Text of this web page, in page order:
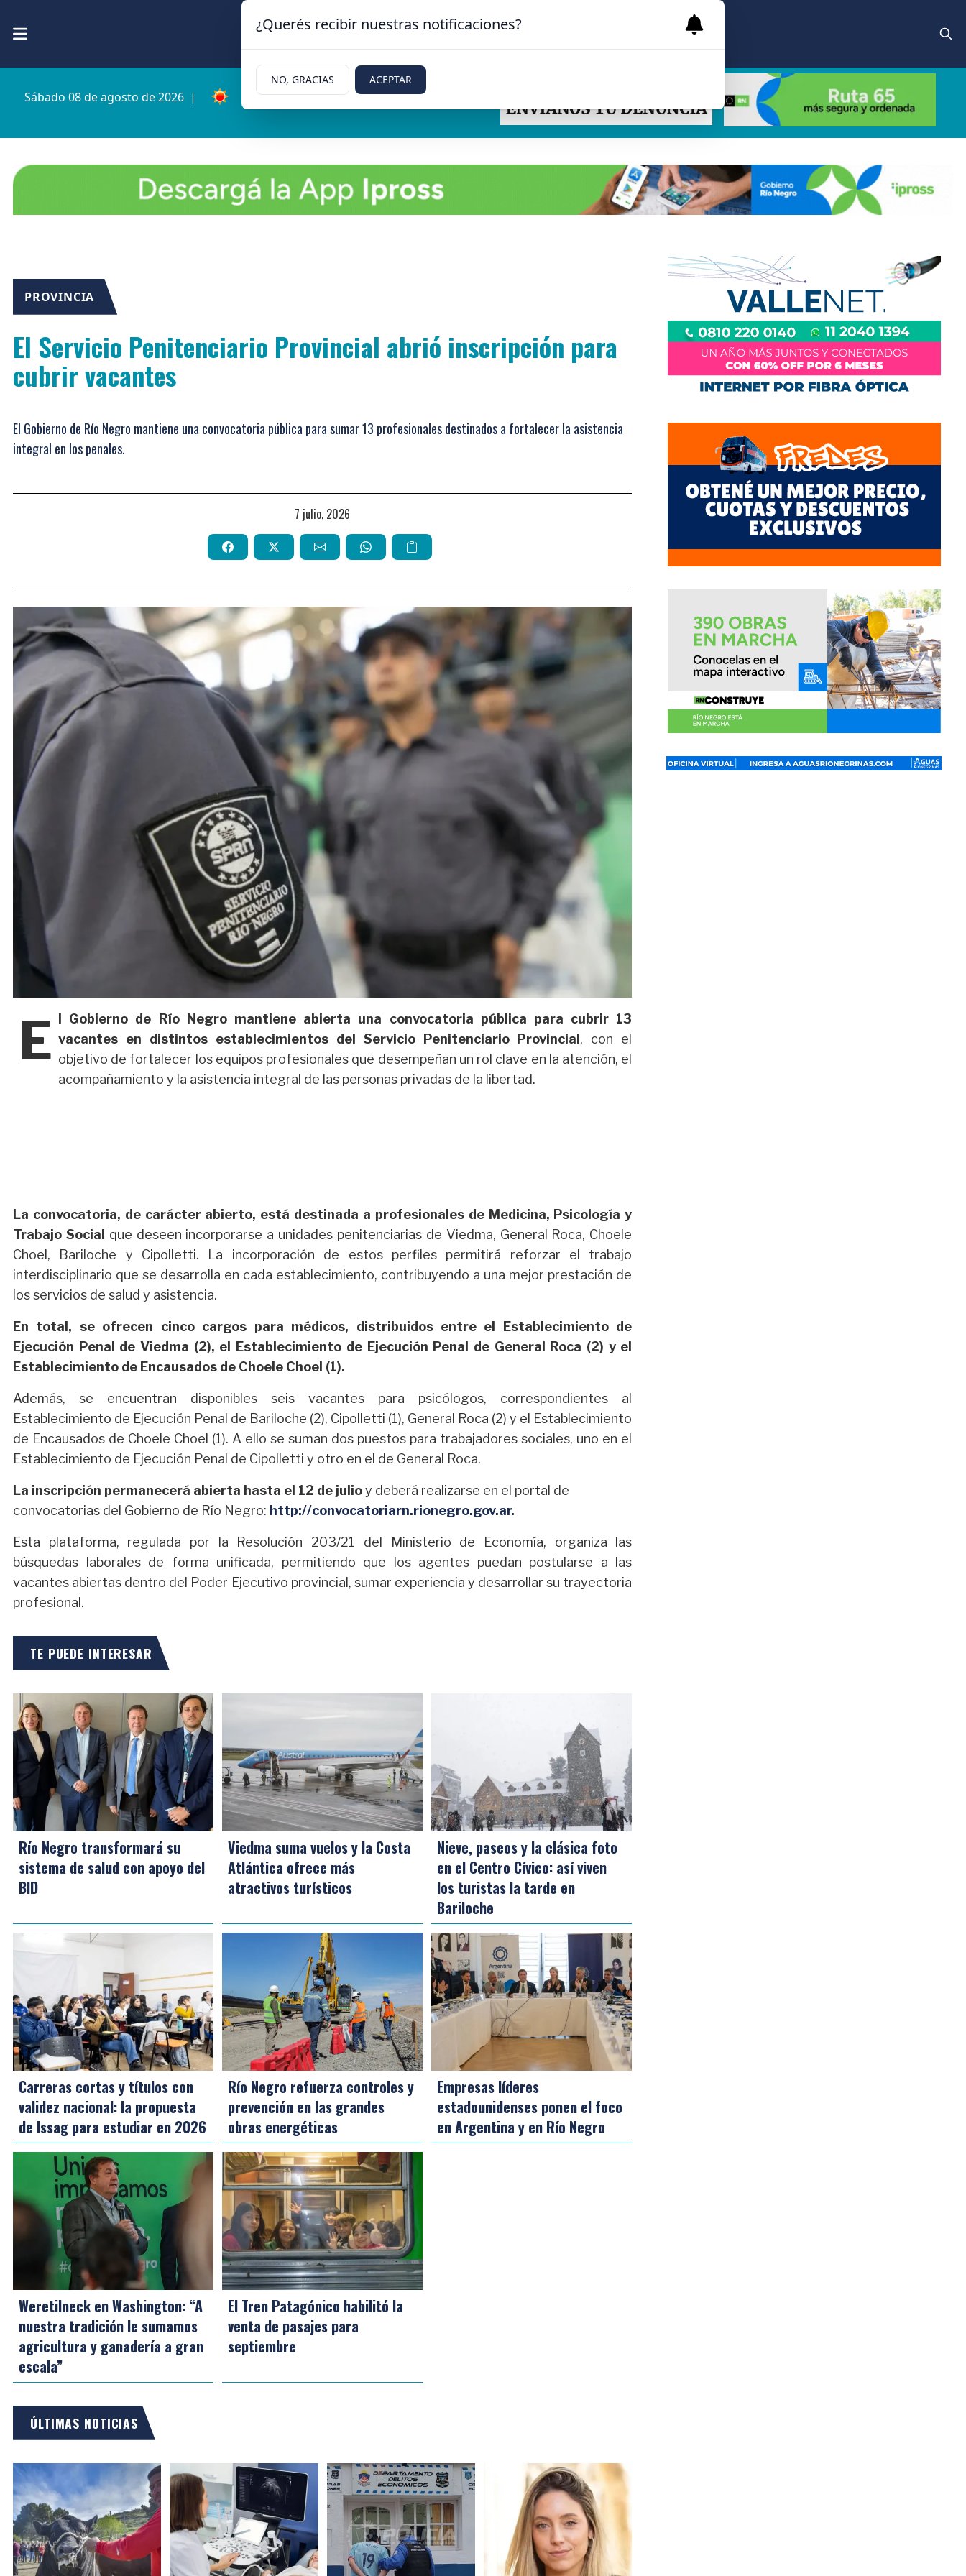
Sábado 08 de agosto de 2026 | 10.5ºc | Cipolletti, Rio Negro
PROVINCIA
El Servicio Penitenciario Provincial abrió inscripción para
cubrir vacantes
El Gobierno de Río Negro mantiene una convocatoria pública para sumar 13 profesionales destinados a fortalecer la asistencia
integral en los penales.
7 julio, 2026
E l Gobierno de Río Negro mantiene abierta una convocatoria pública para cubrir 13
vacantes en distintos establecimientos del Servicio Penitenciario Provincial, con el
objetivo de fortalecer los equipos profesionales que desempeñan un rol clave en la atención, el
acompañamiento y la asistencia integral de las personas privadas de la libertad.
La convocatoria, de carácter abierto, está destinada a profesionales de Medicina, Psicología y
Trabajo Social que deseen incorporarse a unidades penitenciarias de Viedma, General Roca, Choele
Choel, Bariloche y Cipolletti. La incorporación de estos perfiles permitirá reforzar el trabajo
interdisciplinario que se desarrolla en cada establecimiento, contribuyendo a una mejor prestación de
los servicios de salud y asistencia.
En total, se ofrecen cinco cargos para médicos, distribuidos entre el Establecimiento de
Ejecución Penal de Viedma (2), el Establecimiento de Ejecución Penal de General Roca (2) y el
Establecimiento de Encausados de Choele Choel (1).
Además, se encuentran disponibles seis vacantes para psicólogos, correspondientes al
Establecimiento de Ejecución Penal de Bariloche (2), Cipolletti (1), General Roca (2) y el Establecimiento
de Encausados de Choele Choel (1). A ello se suman dos puestos para trabajadores sociales, uno en el
Establecimiento de Ejecución Penal de Cipolletti y otro en el de General Roca.
La inscripción permanecerá abierta hasta el 12 de julioy deberá realizarse en el portal de
convocatorias del Gobierno de Río Negro: http://convocatoriarn.rionegro.gov.ar.
Esta plataforma, regulada por la Resolución 203/21 del Ministerio de Economía, organiza las
búsquedas laborales de forma unificada, permitiendo que los agentes puedan postularse a las
vacantes abiertas dentro del Poder Ejecutivo provincial, sumar experiencia y desarrollar su trayectoria
profesional.
TE PUEDE INTERESAR
Río Negro transformará su
sistema de salud con apoyo del
BID
Viedma suma vuelos y la Costa
Atlántica ofrece más
atractivos turísticos
Nieve, paseos y la clásica foto
en el Centro Cívico: así viven
los turistas la tarde en
Bariloche
Carreras cortas y títulos con
validez nacional: la propuesta
de Issag para estudiar en 2026
Río Negro refuerza controles y
prevención en las grandes
obras energéticas
Empresas líderes
estadounidenses ponen el foco
en Argentina y en Río Negro
Weretilneck en Washington: “A
nuestra tradición le sumamos
agricultura y ganadería a gran
escala”
El Tren Patagónico habilitó la
venta de pasajes para
septiembre
ÚLTIMAS NOTICIAS
¿Querés recibir nuestras notificaciones?
NO, GRACIAS ACEPTAR